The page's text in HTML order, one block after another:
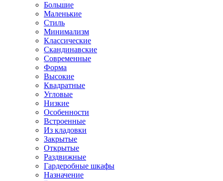
Большие
Маленькие
Стиль
Минимализм
Классические
Скандинавские
Современные
Форма
Высокие
Квадратные
Угловые
Низкие
Особенности
Встроенные
Из кладовки
Закрытые
Открытые
Раздвижные
Гардеробные шкафы
Назначение